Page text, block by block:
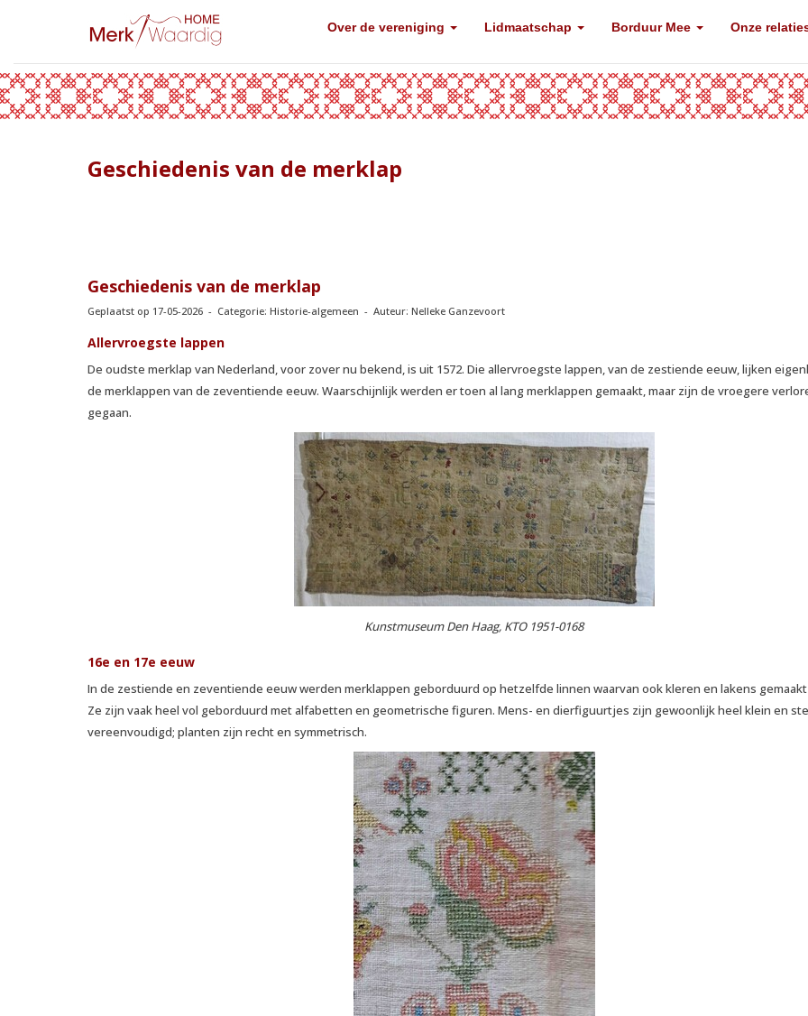
Over de vereniging Lidmaatschap Borduur Mee Onze
Geschiedenis van de merklap
Geschiedenis van de merklap
Geplaatst op 17-05-2026 - Categorie: Historie-algemeen - Auteur: Nelleke Ganzevoort
Allervroegste lappen
De oudste merklap van Nederland, voor zover nu bekend, is uit 1572. Die allervroegste lappen, van de zestiende eeuw, lijken
de merklappen van de zeventiende eeuw. Waarschijnlijk werden er toen al lang merklappen gemaakt, maar zijn de vroegere
gegaan.
Kunstmuseum Den Haag, KTO 1951-0168
16e en 17e eeuw
In de zestiende en zeventiende eeuw werden merklappen geborduurd op hetzelfde linnen waarvan ook kleren en lakens
Ze zijn vaak heel vol geborduurd met alfabetten en geometrische figuren. Mens- en dierfiguurtjes zijn gewoonlijk heel klein en
vereenvoudigd; planten zijn recht en symmetrisch.